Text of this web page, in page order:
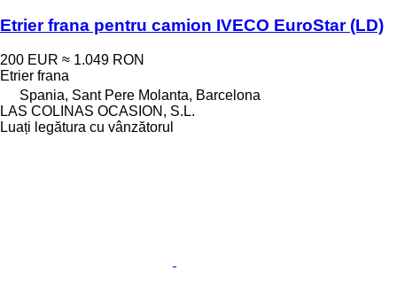
Etrier frana pentru camion IVECO EuroStar (LD)
200 EUR ≈ 1.049 RON
Etrier frana
Spania, Sant Pere Molanta, Barcelona
LAS COLINAS OCASION, S.L.
Luați legătura cu vânzătorul